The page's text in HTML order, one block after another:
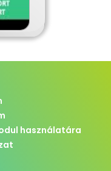
használatára